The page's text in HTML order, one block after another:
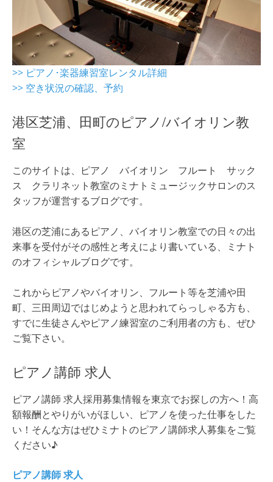
>> ピアノ･楽器練習室レンタル詳細
>> 空き状況の確認、予約
港区芝浦、田町のピアノ/バイオリン教
室
このサイトは、ピアノ バイオリン フルート サック
ス クラリネット教室のミナトミュージックサロンのス
タッフが運営するブログです。
港区の芝浦にあるピアノ、バイオリン教室での日々の出
来事を受付がその感性と考えにより書いている、ミナト
のオフィシャルブログです。
これからピアノやバイオリン、フルート等を芝浦や田
町、三田周辺ではじめようと思われてらっしゃる方も、
すでに生徒さんやピアノ練習室のご利用者の方も、ぜひ
ご覧下さい。
ピアノ講師 求人
ピアノ講師 求人採用募集情報を東京でお探しの方へ！高
額報酬とやりがいがほしい、ピアノを使った仕事をした
い！そんな方はぜひミナトのピアノ講師求人募集をご覧
ください♪
ピアノ講師 求人